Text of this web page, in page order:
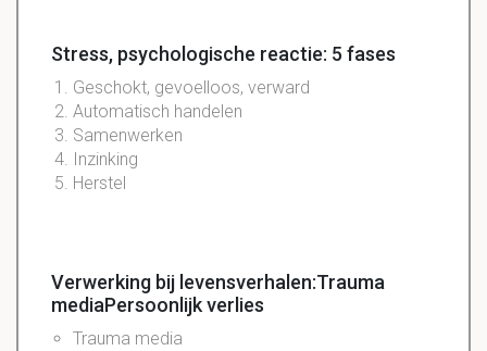
Stress, psychologische reactie: 5 fases
Geschokt, gevoelloos, verward
Automatisch handelen
Samenwerken
Inzinking
Herstel
Verwerking bij levensverhalen:Trauma
mediaPersoonlijk verlies
Trauma media